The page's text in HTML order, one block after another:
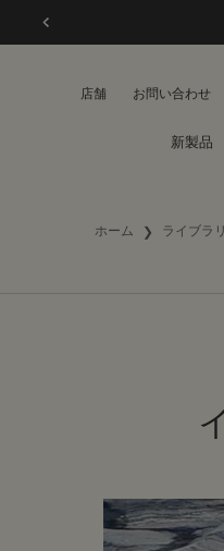
店舗 お問い合わせ
新製品
ホーム ライブラ